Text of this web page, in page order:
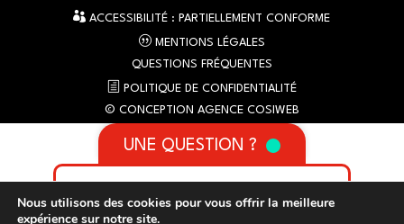
ACCESSIBILITÉ : PARTIELLEMENT CONFORME
MENTIONS LÉGALES
QUESTIONS FRÉQUENTES
POLITIQUE DE CONFIDENTIALITÉ
© CONCEPTION AGENCE COSIWEB
Nous utilisons des cookies pour vous offrir la meilleure
expérience sur notre site.
UNE QUESTION ?